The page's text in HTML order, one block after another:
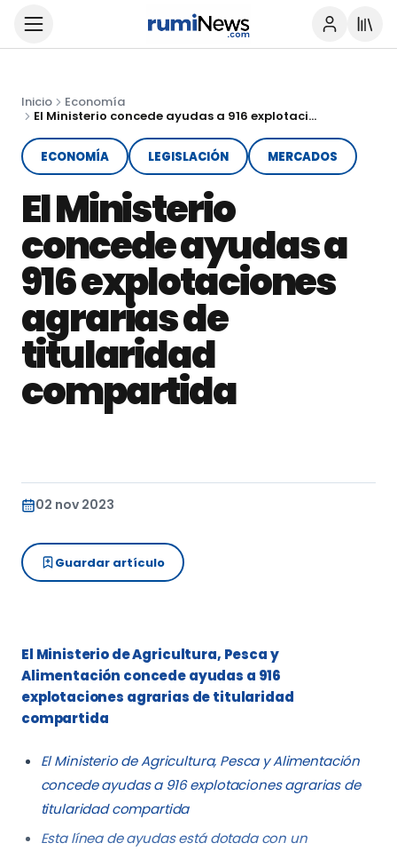
Inicio
Economía
El Ministerio concede ayudas a 916 explotaciones agrarias de titularidad compartida
ECONOMÍA LEGISLACIÓN MERCADOS
El Ministerio
concede ayudas a
916 explotaciones
agrarias de
titularidad
compartida
02 nov 2023
Guardar artículo
El Ministerio de Agricultura, Pesca y
Alimentación concede ayudas a 916
explotaciones agrarias de titularidad
compartida
El Ministerio de Agricultura, Pesca y Alimentación
concede ayudas a 916 explotaciones agrarias de
titularidad compartida
Esta línea de ayudas está dotada con un